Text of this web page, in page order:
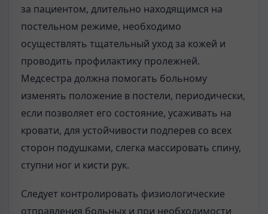
за пациентом, длительно находящимся на
постельном режиме, необходимо
осуществлять тщательный уход за кожей и
проводить профилактику пролежней.
Медсестра должна помогать больному
изменять положение в постели, периодически,
если позволяет его состояние, усаживать на
кровати, для устойчивости подперев со всех
сторон подушками, слегка массировать спину,
ступни ног и кисти рук.
Следует контролировать физиологические
отправления больных и при необходимости